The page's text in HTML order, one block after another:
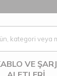
VE ŞARJ